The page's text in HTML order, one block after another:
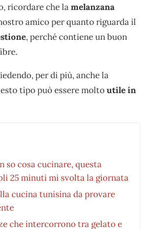
ricordare che lamelanzana
amico per quanto riguarda il
, perché contiene un buon
per di più, anche la
tipo può essere moltoutile in
so cosa cucinare, questa
25 minuti mi svolta la giornata
cucina tunisina da provare
che intercorrono tra gelato e